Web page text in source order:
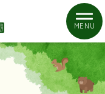
MENU